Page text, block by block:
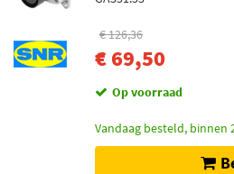
€ 126,36
€ 69,50
Op voorraad
Vandaag besteld, binnen